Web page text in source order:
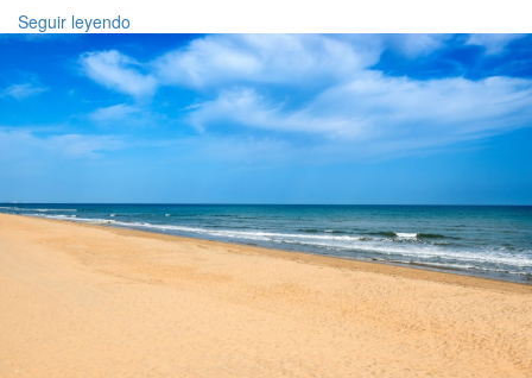
Seguir leyendo